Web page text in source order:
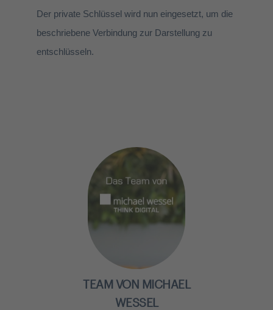
Der private Schlüssel wird nun eingesetzt, um die
beschriebene Verbindung zur Darstellung zu
entschlüsseln.
TEAM VON MICHAEL
WESSEL